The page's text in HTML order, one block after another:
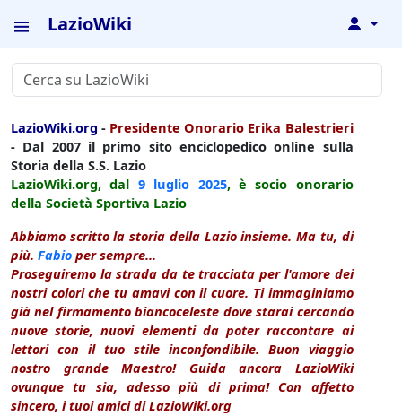
LazioWiki ↓
LazioWiki.org - Presidente Onorario Erika Balestrieri
- Dal 2007 il primo sito enciclopedico online sulla
Storia della S.S. Lazio
LazioWiki.org, dal 9 luglio 2025, è socio onorario
della Società Sportiva Lazio
Abbiamo scritto la storia della Lazio insieme. Ma tu, di
più. Fabio per sempre...
Proseguiremo la strada da te tracciata per l'amore dei
nostri colori che tu amavi con il cuore. Ti immaginiamo
già nel firmamento biancoceleste dove starai cercando
nuove storie, nuovi elementi da poter raccontare ai
lettori con il tuo stile inconfondibile. Buon viaggio
nostro grande Maestro! Guida ancora LazioWiki
ovunque tu sia, adesso più di prima! Con affetto
sincero, i tuoi amici di LazioWiki.org